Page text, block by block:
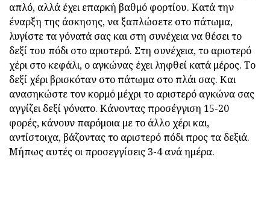
απλό, αλλά έχει επαρκή βαθμό φορτίου. Κατά την
έναρξη της άσκησης, να ξαπλώσετε στο πάτωμα,
λυγίστε τα γόνατά σας και στη συνέχεια να θέσει το
δεξί του πόδι στο αριστερό. Στη συνέχεια, το αριστερό
χέρι στο κεφάλι, ο αγκώνας έχει ληφθεί κατά μέρος. Το
δεξί χέρι βρισκόταν στο πάτωμα στο πλάι σας. Και
ανασηκώστε τον κορμό μέχρι το αριστερό αγκώνα σας
αγγίζει δεξί γόνατο. Κάνοντας προσέγγιση 15-20
φορές, κάνουν παρόμοια με το άλλο χέρι και,
αντίστοιχα, βάζοντας το αριστερό πόδι προς τα δεξιά.
Μήπως αυτές οι προσεγγίσεις 3-4 ανά ημέρα.